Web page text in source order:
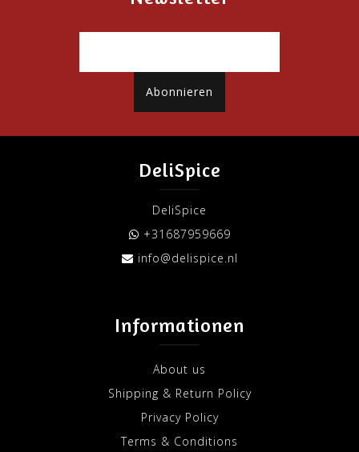
Abonnieren
DeliSpice
DeliSpice
+31687959669
info@delispice.nl
Informationen
About us
Shipping & Return Policy
Privacy Policy
Terms & Conditions